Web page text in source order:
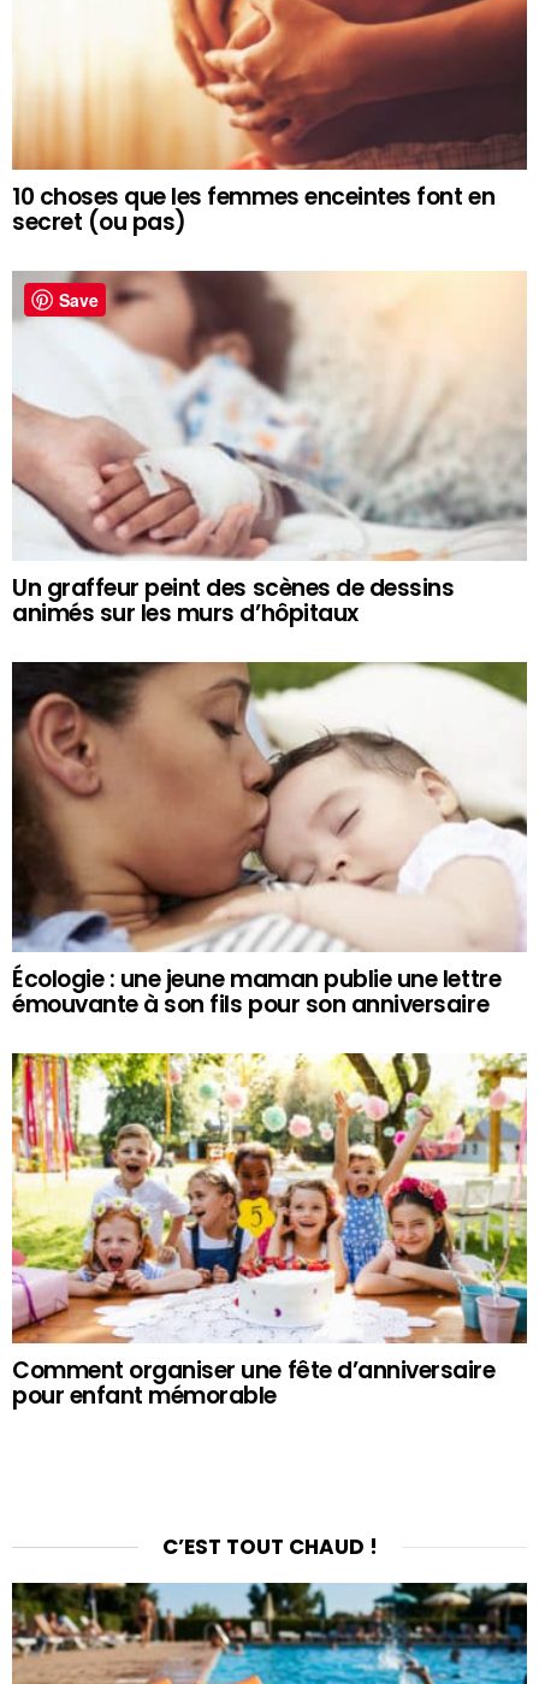
10 choses que les femmes enceintes font en
secret (ou pas)
Un graffeur peint des scènes de dessins
animés sur les murs d’hôpitaux
Écologie : une jeune maman publie une lettre
émouvante à son fils pour son anniversaire
Comment organiser une fête d’anniversaire
pour enfant mémorable
C’EST TOUT CHAUD !
Save